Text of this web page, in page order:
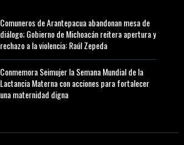
Comuneros de Arantepacua abandonan mesa de
diálogo; Gobierno de Michoacán reitera apertura y
rechazo a la violencia: Raúl Zepeda
Conmemora Seimujer la Semana Mundial de la
Lactancia Materna con acciones para fortalecer
una maternidad digna